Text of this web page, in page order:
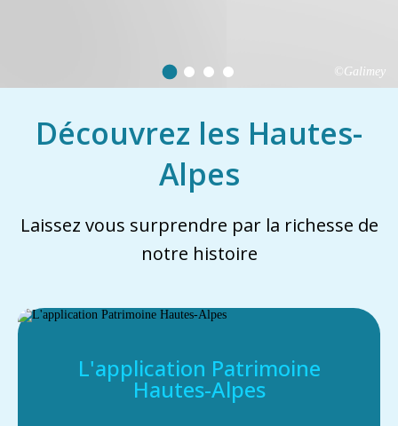
©Galimey
Découvrez les Hautes-
Alpes
Laissez vous surprendre par la richesse de
notre histoire
L'application Patrimoine
Hautes-Alpes